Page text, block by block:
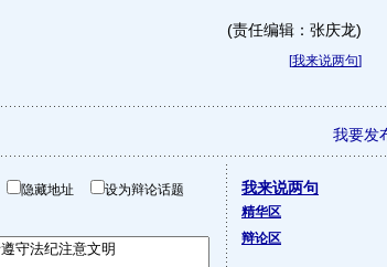
(责任编辑：张庆龙)
[我来说两句]
我要发
隐藏地址 设为辩论话题 我来说两句
精华区
辩论区